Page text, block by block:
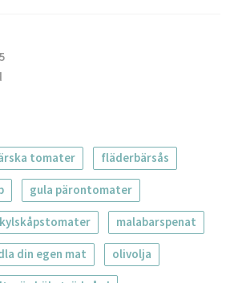
tomater fläderbärsås
gula pärontomater
kylskåpstomater malabarspenat
din egen mat olivolja